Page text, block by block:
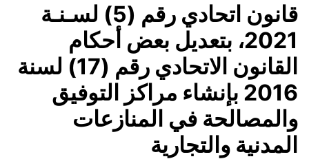
قانون اتحادي رقم (5) لسـنـة
2021، بتعديل بعض أحكام
القانون الاتحادي رقم (17) لسنة
2016 بإنشاء مراكز التوفيق
والمصالحة في المنازعات
المدنية والتجارية